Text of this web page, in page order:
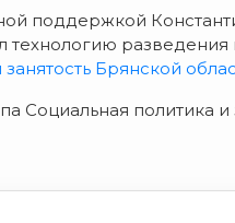
поддержкой
технологию
занятость Брянской
Социальная политика